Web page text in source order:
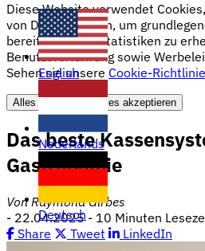
English
Nederlands
Deutsch
Diese Website verwendet
von Drittanbietern, um
bereitzustellen, Statistiken zu
Benutzererfahrung sowie
Sehen sie unsere Cookie-Richtlinie
Alles ablehnen Alles akzeptieren
Das beste
Gastronomie
Von Raymond Girbes
- 22.04.2025- 10 Minuten
Share
Tweet LinkedIn